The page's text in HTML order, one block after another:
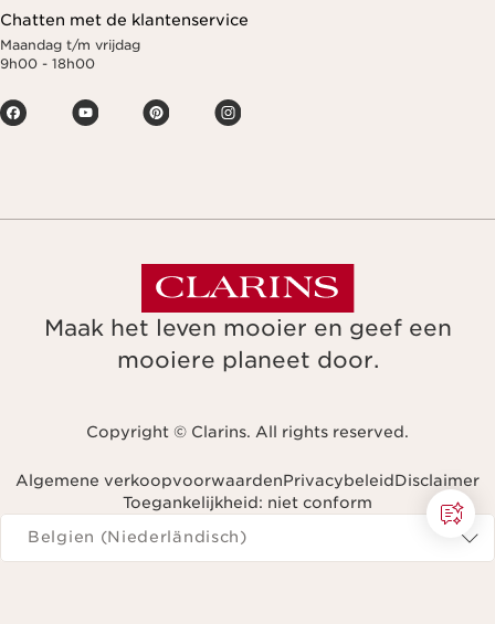
Chatten met de klantenservice
Maandag t/m vrijdag
9h00 - 18h00
Maak het leven mooier en geef een
mooiere planeet door.
Copyright © Clarins. All rights reserved.
Algemene verkoopvoorwaardenPrivacybeleidDisclaimer
Toegankelijkheid: niet conform
Navigeren naar
Belgien (Niederländisch)